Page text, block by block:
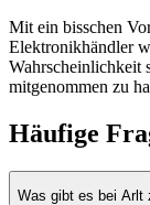
Mit ein bisschen
Elektronikhändler
Wahrscheinlichkeit
mitgenommen zu
Häufige
Was gibt es bei Arlt